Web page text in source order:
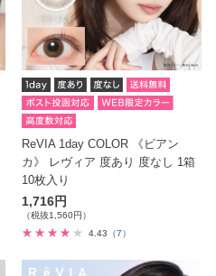
ReVIA 1day COLOR 《ビアン
カ》 レヴィア 度あり 度なし 1箱
10枚入り
1,716円
（税抜1,560円）
4.43
（7）